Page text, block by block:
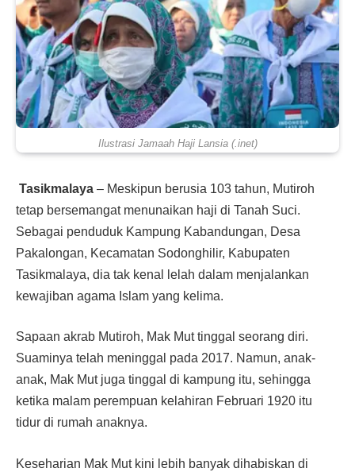
Ilustrasi Jamaah Haji Lansia (.inet)
Tasikmalaya – Meskipun berusia 103 tahun, Mutiroh
tetap bersemangat menunaikan haji di Tanah Suci.
Sebagai penduduk Kampung Kabandungan, Desa
Pakalongan, Kecamatan Sodonghilir, Kabupaten
Tasikmalaya, dia tak kenal lelah dalam menjalankan
kewajiban agama Islam yang kelima.
Sapaan akrab Mutiroh, Mak Mut tinggal seorang diri.
Suaminya telah meninggal pada 2017. Namun, anak-
anak, Mak Mut juga tinggal di kampung itu, sehingga
ketika malam perempuan kelahiran Februari 1920 itu
tidur di rumah anaknya.
Keseharian Mak Mut kini lebih banyak dihabiskan di